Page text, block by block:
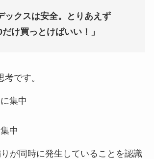
ックスは安全。とりあえず
け買っとけばいい！」
です。
集中
中
が同時に発生していることを認識